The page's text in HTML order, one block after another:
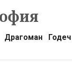
Драгоман Годеч